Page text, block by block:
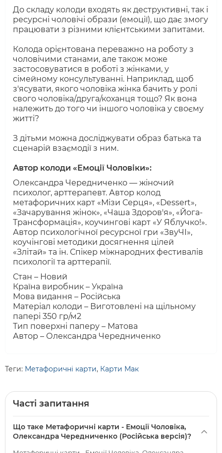
До складу колоди входять як деструктивні, так і
ресурсні чоловічі образи (емоції), що дає змогу
працювати з різними клієнтськими запитами.
Колода орієнтована переважно на роботу з
чоловічими станами, але також може
застосовуватися в роботі з жінками, у
сімейному консультуванні. Наприклад, щоб
з'ясувати, якого чоловіка жінка бачить у ролі
свого чоловіка/друга/коханця тощо? Як вона
належить до того чи іншого чоловіка у своєму
житті?
З дітьми можна досліджувати образ батька та
сценарій взаємодії з ним.
Автор колоди «Емоції Чоловіки»:
Олександра Чередниченко — жіночий
психолог, арттерапевт. Автор колод
метафоричних карт «Мізи Серця», «Dessert»,
«Зачарування жінок», «Чаша Здоров'я», «Йога-
Трансформація», коучингові карт «У Яблучко!».
Автор психологічної ресурсної гри «ЗвуЧІ»,
коучінгові методики досягнення цілей
«Злітай» та ін. Спікер міжнародних фестивалів
психології та арттерапії.
Стан – Новий
Країна виробник – Україна
Мова видання – Російська
Матеріал колоди – Виготовлені на щільному
папері 350 гр/м2
Тип поверхні паперу – Матова
Автор – Олександра Чередниченко
Теги: Метафоричні карти, Карти Мак
Часті запитання
Що таке Метафоричні карти - Емоції Чоловіка,
Олександра Чередниченко (Російська версія)?